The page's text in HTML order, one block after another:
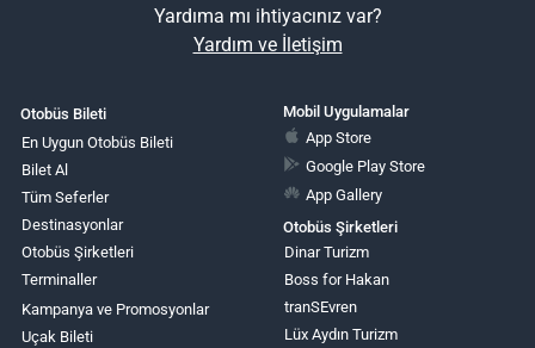
Yardıma mı ihtiyacınız var?
Yardım ve İletişim
Otobüs Bileti
En Uygun Otobüs Bileti
Bilet Al
Tüm Seferler
Destinasyonlar
Otobüs Şirketleri
Terminaller
Kampanya ve Promosyonlar
Uçak Bileti
Mobil Uygulamalar
App Store
Google Play Store
App Gallery
Otobüs Şirketleri
Dinar Turizm
Boss for Hakan
tranSEvren
Lüx Aydın Turizm